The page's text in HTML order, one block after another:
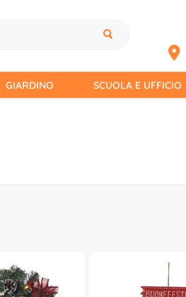
GIARDINO SCUOLA E UFFICIO